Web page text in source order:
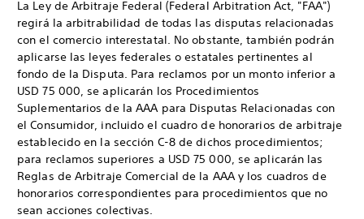
La Ley de Arbitraje Federal (Federal Arbitration Act, "FAA")
regirá la arbitrabilidad de todas las disputas relacionadas
con el comercio interestatal. No obstante, también podrán
aplicarse las leyes federales o estatales pertinentes al
fondo de la Disputa. Para reclamos por un monto inferior a
USD 75 000, se aplicarán los Procedimientos
Suplementarios de la AAA para Disputas Relacionadas con
el Consumidor, incluido el cuadro de honorarios de arbitraje
establecido en la sección C-8 de dichos procedimientos;
para reclamos superiores a USD 75 000, se aplicarán las
Reglas de Arbitraje Comercial de la AAA y los cuadros de
honorarios correspondientes para procedimientos que no
sean acciones colectivas.